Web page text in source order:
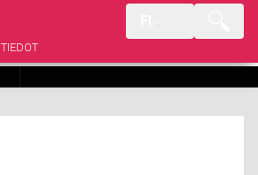
TIEDOT
Yllättävät julkkisparit, jotka olivat
kihloissa